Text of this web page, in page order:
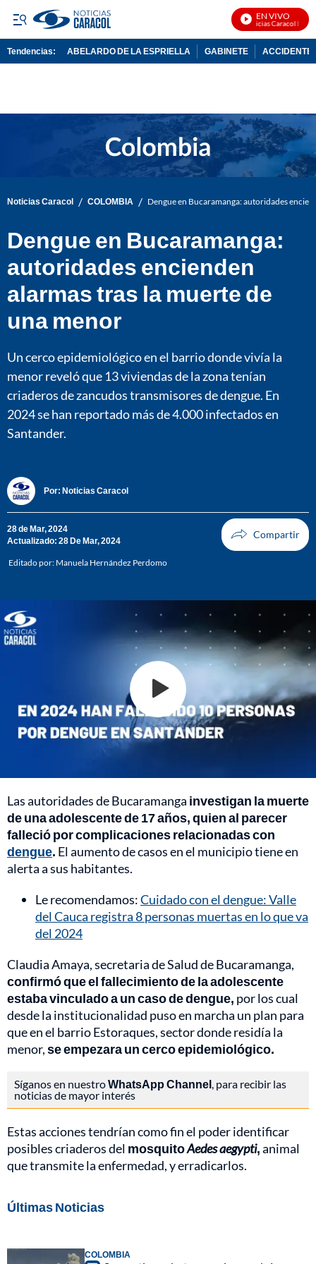
EN VIVO
Noticias Caracol En
Tendencias: ABELARDO DE LA ESPRIELLA GABINETE ACCIDENTE
Noticias Caracol / COLOMBIA / Dengue en Bucaramanga: autoridades
Dengue en Bucaramanga:
autoridades encienden
alarmas tras la muerte de
una menor
Un cerco epidemiológico en el barrio donde vivía la
menor reveló que 13 viviendas de la zona tenían
criaderos de zancudos transmisores de dengue. En
2024 se han reportado más de 4.000 infectados en
Santander.
Por: Noticias Caracol
28 de Mar, 2024
Actualizado: 28 De Mar, 2024
Editado por: Manuela Hernández Perdomo
Las autoridades de Bucaramanga investigan la muerte
de una adolescente de 17 años, quien al parecer
falleció por complicaciones relacionadas con
dengue. El aumento de casos en el municipio tiene en
alerta a sus habitantes.
Le recomendamos:Cuidado con el dengue: Valle
del Cauca registra 8 personas muertas en lo que va
del 2024
Claudia Amaya, secretaria de Salud de Bucaramanga,
confirmó que el fallecimiento de la adolescente
estaba vinculado a un caso de dengue, por los cual
desde la institucionalidad puso en marcha un plan para
que en el barrio Estoraques, sector donde residía la
menor,se empezara un cerco epidemiológico.
Síganos en nuestroWhatsApp Channel , para recibir las
noticias de mayor interés
Estas acciones tendrían como fin el poder identificar
posibles criaderos del mosquitoAedes aegypti,animal
que transmite la enfermedad, y erradicarlos.
Últimas Noticias
COLOMBIA